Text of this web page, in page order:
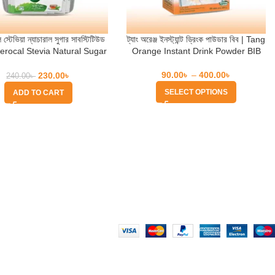
ন্যাচারাল সুগার সাবস্টিটিউড
Stevia Natural Sugar
240.00৳ 230.00৳
ADD TO CART
ট্যাং অরেঞ্জ ইনস্ট্যান্ট ড্রিংক পাউডার বিব | Tang
Orange Instant Drink Powder BIB
90.00৳ – 400.00৳
SELECT OPTIONS